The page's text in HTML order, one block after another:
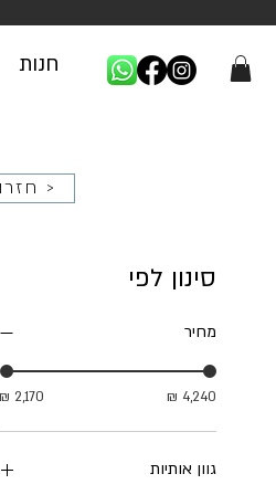
חנות
חזרה >
סינון לפי
מחיר
גוון אותיות